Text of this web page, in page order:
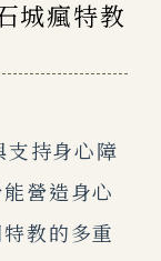
城瘋特教
支持身心障
營造身心
教的多重